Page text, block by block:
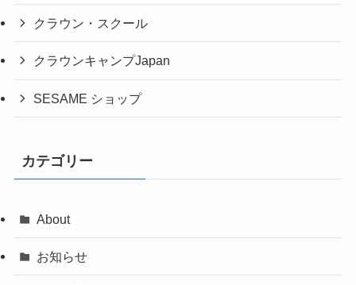
クラウン・スクール
クラウンキャンプJapan
SESAME ショップ
カテゴリー
About
お知らせ